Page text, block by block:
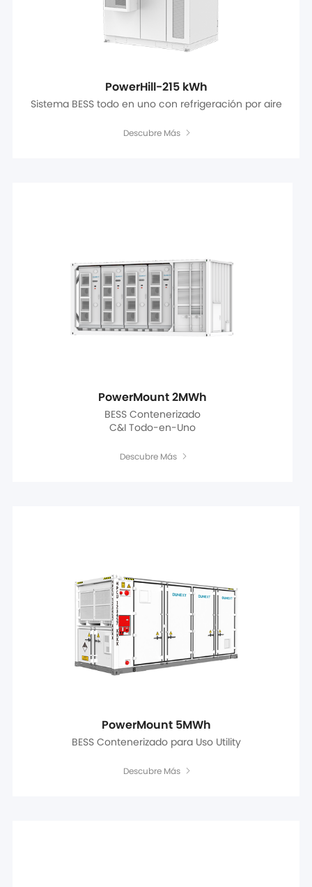
PowerHill-215 kWh
Sistema BESS todo en uno con refrigeración por aire
Descubre Más
PowerMount 2MWh
BESS Contenerizado
C&I Todo-en-Uno
Descubre Más
PowerMount 5MWh
BESS Contenerizado para Uso Utility
Descubre Más